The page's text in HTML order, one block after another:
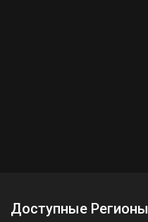
Доступные Регионы